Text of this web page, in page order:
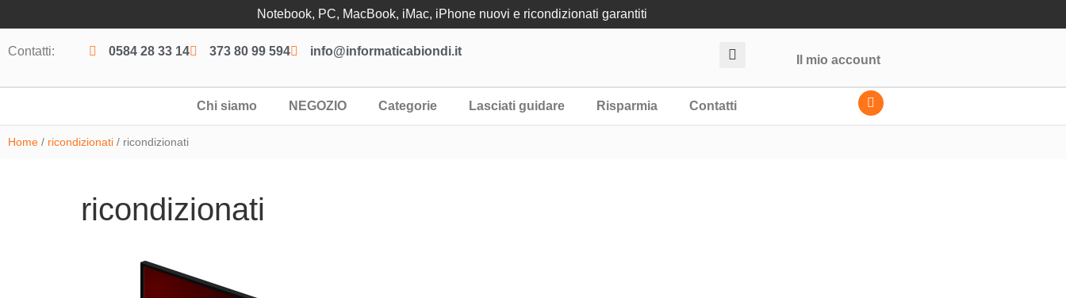
Notebook, PC, MacBook, iMac, iPhone nuovi e ricondizionati garantiti
Contatti: 0584 28 33 14 373 80 99 594 info@informaticabiondi.it
Il mio account
Chi siamo NEGOZIO Categorie Lasciati guidare Risparmia Contatti
Home / ricondizionati / ricondizionati
ricondizionati